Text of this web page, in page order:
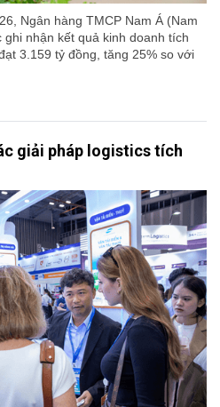
Ngân hàng TMCP Nam Á (Nam
ghi nhận kết quả kinh doanh tích
3.159 tỷ đồng, tăng 25% so với
giải pháp logistics tích